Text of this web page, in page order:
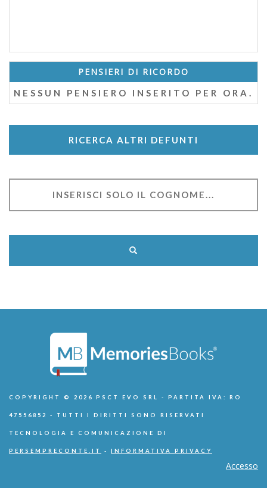
PENSIERI DI RICORDO
NESSUN PENSIERO INSERITO PER ORA.
RICERCA ALTRI DEFUNTI
COPYRIGHT © 2026 PSCT EVO SRL - PARTITA IVA: RO
47556852 - TUTTI I DIRITTI SONO RISERVATI
TECNOLOGIA E COMUNICAZIONE DI
PERSEMPRECONTE.IT - INFORMATIVA PRIVACY
Accesso